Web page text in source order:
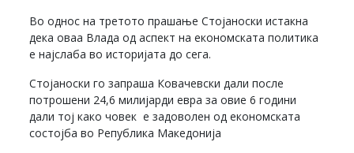
Во однос на третото прашање Стојаноски истакна
дека оваа Влада од аспект на економската политика
е најслаба во историјата до сега.
Стојаноски го запраша Ковачевски дали после
потрошени 24,6 милијарди евра за овие 6 години
дали тој како човек е задоволен од економската
состојба во Република Македонија